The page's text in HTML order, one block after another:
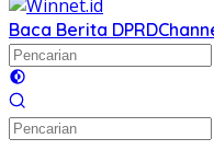
Baca Berita DPRD